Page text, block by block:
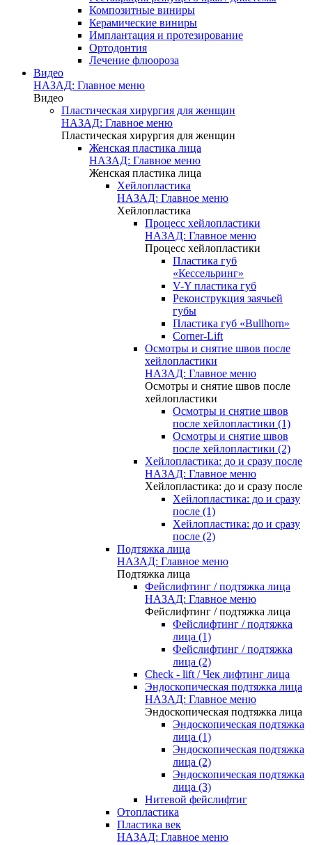
Композитные виниры
Керамические виниры
Имплантация и протезирование
Ортодонтия
Лечение флюороза
Видео
НАЗАД: Главное меню
Видео
Пластическая хирургия для женщин
НАЗАД: Главное меню
Пластическая хирургия для женщин
Женская пластика лица
НАЗАД: Главное меню
Женская пластика лица
Хейлопластика
НАЗАД: Главное меню
Хейлопластика
Процесс хейлопластики
НАЗАД: Главное меню
Процесс хейлопластики
Пластика губ
«Кессельринг»
V-Y пластика губ
Реконструкция заячьей
губы
Пластика губ «Bullhorn»
Corner-Lift
Осмотры и снятие швов после
хейлопластики
НАЗАД: Главное меню
Осмотры и снятие швов после
хейлопластики
Осмотры и снятие швов
после хейлопластики (1)
Осмотры и снятие швов
после хейлопластики (2)
Хейлопластика: до и сразу после
НАЗАД: Главное меню
Хейлопластика: до и сразу после
Хейлопластика: до и сразу
после (1)
Хейлопластика: до и сразу
после (2)
Подтяжка лица
НАЗАД: Главное меню
Подтяжка лица
Фейслифтинг / подтяжка лица
НАЗАД: Главное меню
Фейслифтинг / подтяжка лица
Фейслифтинг / подтяжка
лица (1)
Фейслифтинг / подтяжка
лица (2)
Check - lift / Чек лифтинг лица
Эндоскопическая подтяжка лица
НАЗАД: Главное меню
Эндоскопическая подтяжка лица
Эндоскопическая подтяжка
лица (1)
Эндоскопическая подтяжка
лица (2)
Эндоскопическая подтяжка
лица (3)
Нитевой фейслифтиг
Отопластика
Пластика век
НАЗАД: Главное меню